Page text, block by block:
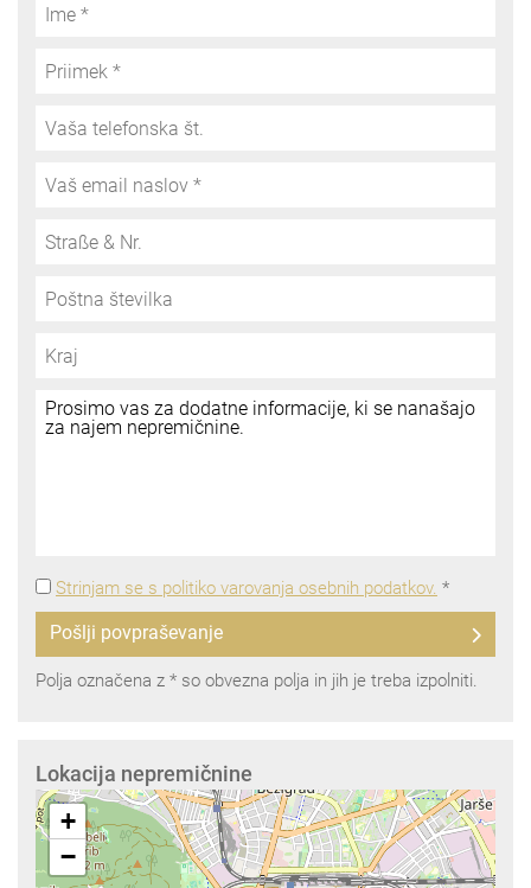
Strinjam se s politiko varovanja osebnih podatkov. *
Pošlji povpraševanje
Polja označena z * so obvezna polja in jih je treba izpolniti.
Lokacija nepremičnine
+
−